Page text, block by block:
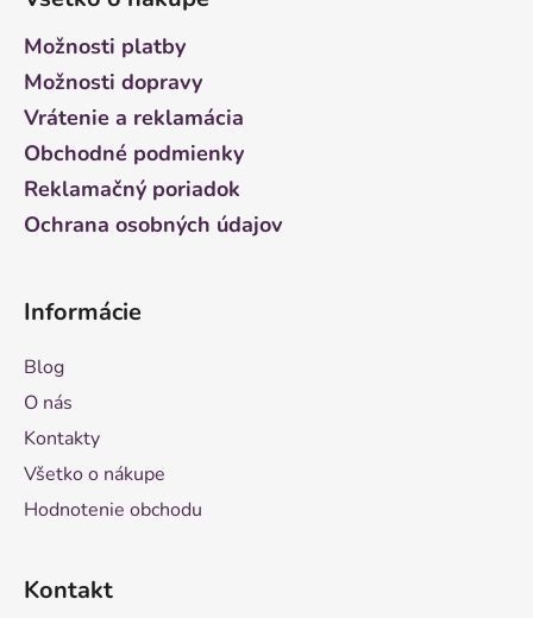
Možnosti platby
Možnosti dopravy
Vrátenie a reklamácia
Obchodné podmienky
Reklamačný poriadok
Ochrana osobných údajov
Informácie
Blog
O nás
Kontakty
Všetko o nákupe
Hodnotenie obchodu
Kontakt